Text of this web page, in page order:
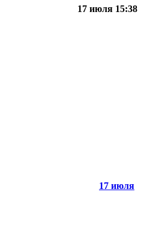
17 июля 15:38
17 июля